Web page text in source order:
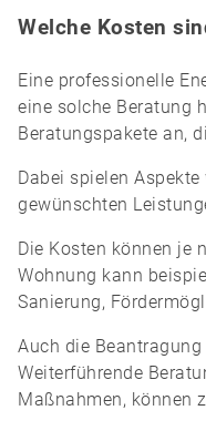
Welche Kosten
Eine professionelle
eine solche Beratung
Beratungspakete an,
Dabei spielen
gewünschten
Die Kosten können je
Wohnung kann
Sanierung,
Auch die
Weiterführende
Maßnahmen, können